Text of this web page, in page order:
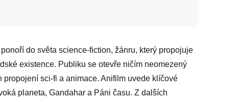
do světa science-fiction, žánru, který propojuje
existence. Publiku se otevře ničím neomezený
propojení sci-fi a animace. Anifilm uvede klíčové
planeta, Gandahar a Páni času. Z dalších